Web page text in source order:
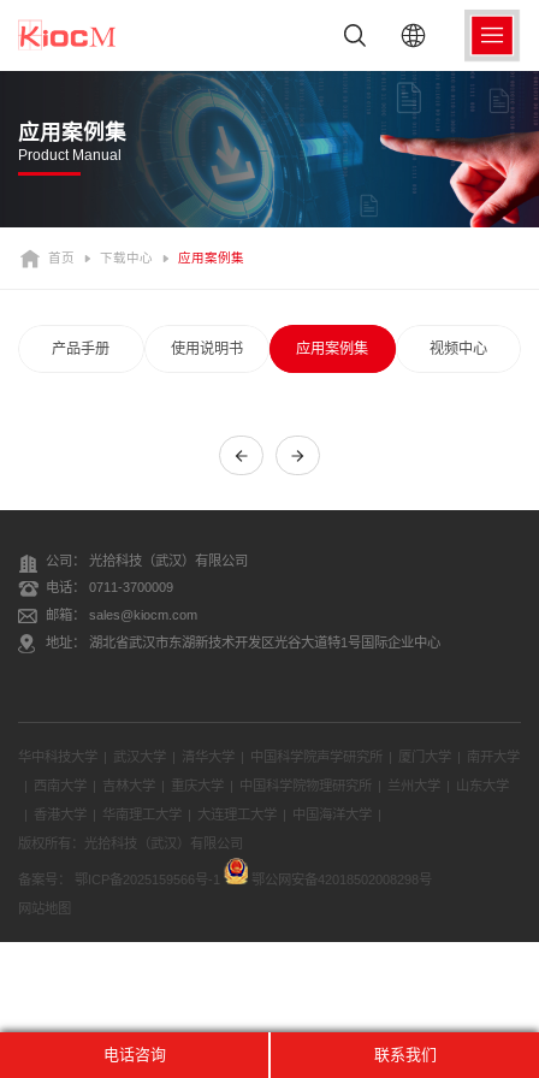
应用案例集
Product Manual
首页 下载中心 应用案例集
产品手册 使用说明书 应用案例集 视频中心
公司： 光拾科技（武汉）有限公司
电话： 0711-3700009
邮箱： sales@kiocm.com
地址： 湖北省武汉市东湖新技术开发区光谷大道特1号国际企业中心
华中科技大学 | 武汉大学 | 清华大学 | 中国科学院声学研究所 | 厦门大学 | 南开大学
| 西南大学 | 吉林大学 | 重庆大学 | 中国科学院物理研究所 | 兰州大学 | 山东大学
| 香港大学 | 华南理工大学 | 大连理工大学 | 中国海洋大学 |
版权所有：光拾科技（武汉）有限公司
备案号： 鄂ICP备2025159566号-1
鄂公网安备42018502008298号
网站地图
电话咨询 联系我们